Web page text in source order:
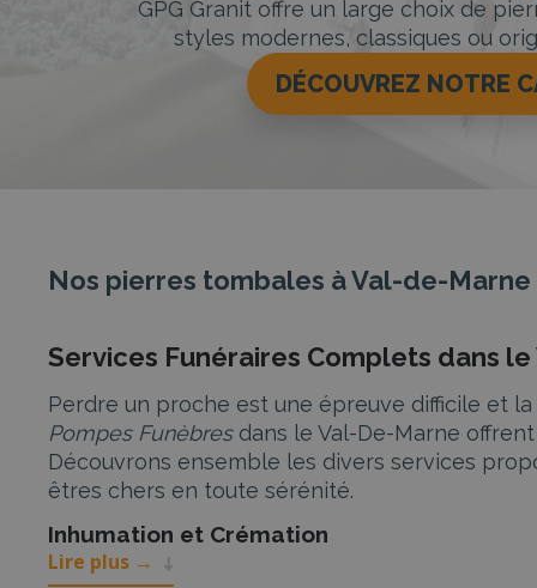
GPG Granit offre un large choix de
styles modernes, classiques ou
DÉCOUVREZ NOTRE
Nos pierres tombales à Val-de-Marne
Services Funéraires Complets dans
Perdre un proche est une épreuve difficile et
Pompes Funèbresdans le Val-De-Marne
Découvrons ensemble les divers services
êtres chers en toute sérénité.
Inhumation et Crémation
Nos partenaires dans le Val-De-Marne
Lire plus →